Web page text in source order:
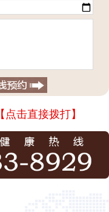
【点击直接拨打】